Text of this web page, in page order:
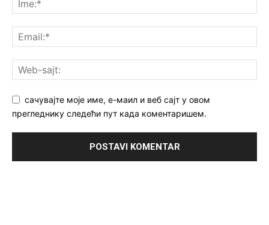
сачувајте моје име, е-маил и веб сајт у овом
прегледнику следећи пут када коментаришем.